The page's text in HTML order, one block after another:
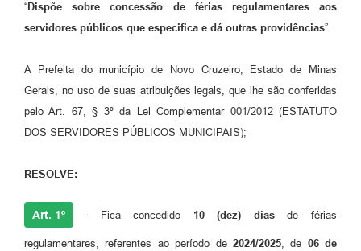
“Dispõe sobre concessão de férias regulamentares aos
servidores públicos que especifica e dá outras providências”.
A Prefeita do município de Novo Cruzeiro, Estado de Minas
Gerais, no uso de suas atribuições legais, que lhe são conferidas
pelo Art. 67, § 3º da Lei Complementar 001/2012 (ESTATUTO
DOS SERVIDORES PÚBLICOS MUNICIPAIS);
RESOLVE:
Art. 1º - Fica concedido 10(dez) diasde férias
regulamentares, referentes ao período de 2024/2025, de 06 de